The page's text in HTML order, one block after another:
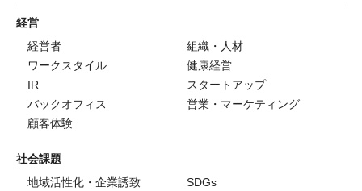
経営
経営者
組織・人材
ワークスタイル
健康経営
IR
スタートアップ
バックオフィス
営業・マーケティング
顧客体験
社会課題
地域活性化・企業誘致
SDGs